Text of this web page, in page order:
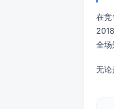
在
全场
无论